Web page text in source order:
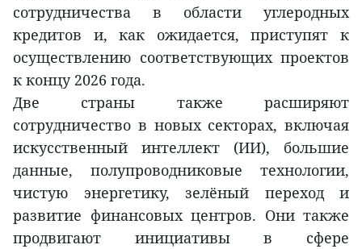
сотрудничества в области углеродных
кредитов и, как ожидается, приступят к
осуществлению соответствующих проектов
к концу 2026 года.
Две страны также расширяют
сотрудничество в новых секторах, включая
искусственный интеллект (ИИ), большие
данные, полупроводниковые технологии,
чистую энергетику, зелёный переход и
развитие финансовых центров. Они также
продвигают инициативы в сфере